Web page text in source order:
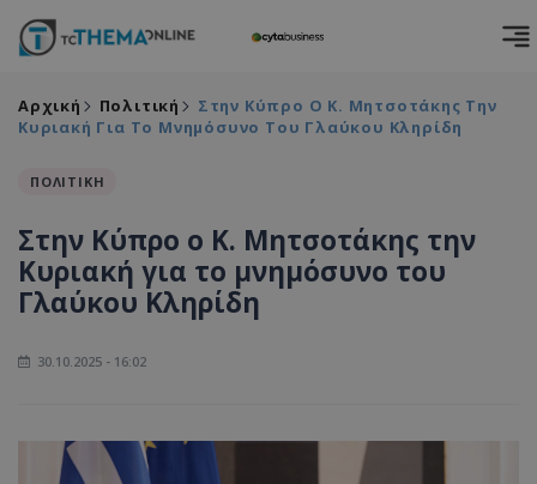
Αρχική Πολιτική
Στην Κύπρο Ο Κ. Μητσοτάκης Την
Κυριακή Για Το Μνημόσυνο Του Γλαύκου Κληρίδη
ΠΟΛΙΤΙΚΗ
Στην Κύπρο ο Κ. Μητσοτάκης την
Κυριακή για το μνημόσυνο του
Γλαύκου Κληρίδη
30.10.2025 - 16:02